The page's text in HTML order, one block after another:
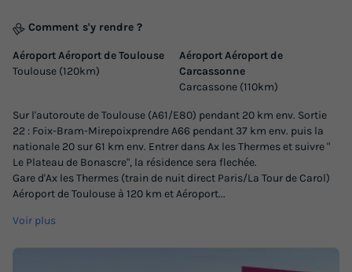
Comment s'y rendre ?
Aéroport Aéroport de Toulouse
Toulouse (120km)
Aéroport Aéroport de
Carcassonne
Carcassone (110km)
Sur l'autoroute de Toulouse (A61/E80) pendant 20 km env. Sortie
22 : Foix-Bram-Mirepoixprendre A66 pendant 37 km env. puis la
nationale 20 sur 61 km env. Entrer dans Ax les Thermes et suivre "
Le Plateau de Bonascre", la résidence sera flechée.
Gare d'Ax les Thermes (train de nuit direct Paris/La Tour de Carol)
Aéroport de Toulouse à 120 km et Aéroport...
Voir plus